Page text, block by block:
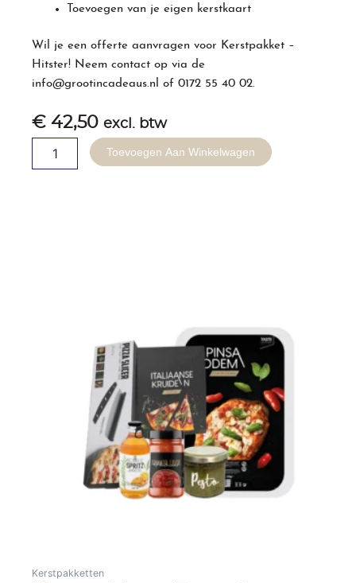
Toevoegen van je eigen kerstkaart
Wil je een offerte aanvragen voor Kerstpakket –
Hitster! Neem contact op via de
info@grootincadeaus.nl
of0172 55 40 02.
€ 42,50 excl. btw
Kerstpakket
Toevoegen Aan Winkelwagen
Kerstpakketten